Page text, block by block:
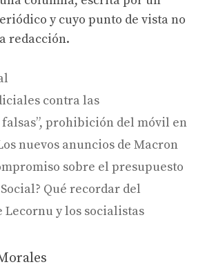
y cuyo punto de vista no
redacción.
contra las
prohibición del móvil en
nuevos anuncios de Macron
sobre el presupuesto
Qué recordar del
y los socialistas